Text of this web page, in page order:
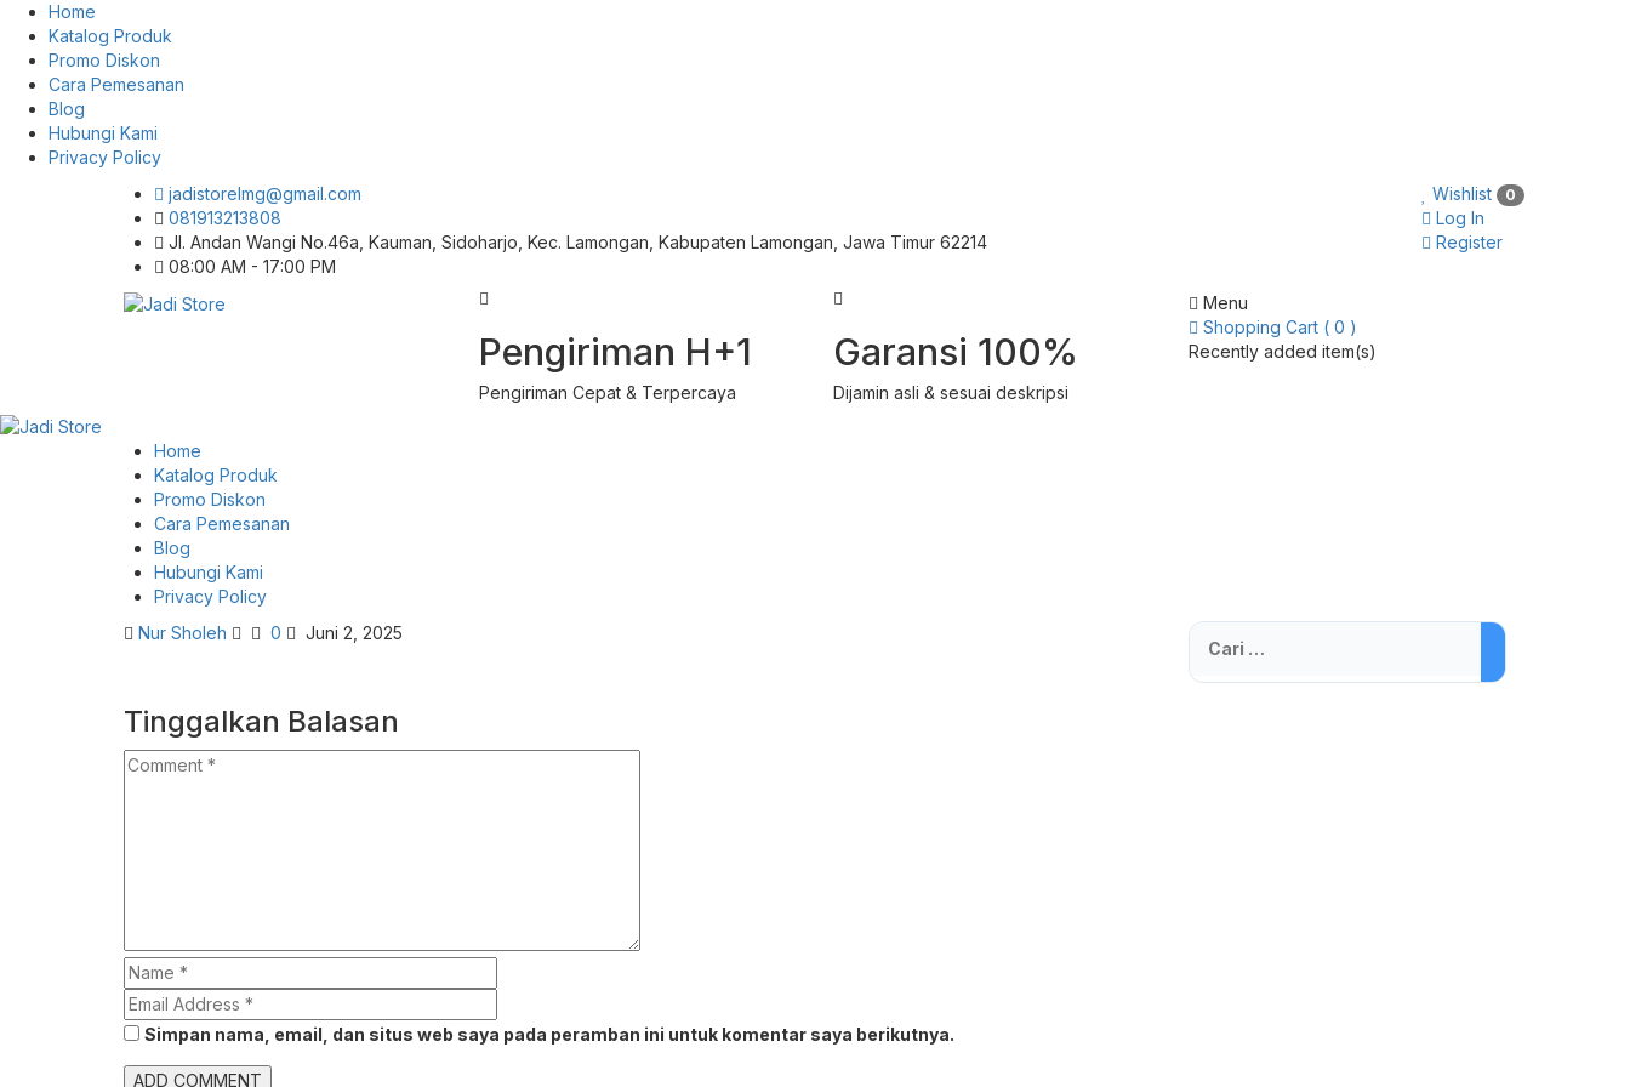
Home
Katalog Produk
Promo Diskon
Cara Pemesanan
Blog
Hubungi Kami
Privacy Policy
jadistorelmg@gmail.com
081913213808
Jl. Andan Wangi No.46a, Kauman, Sidoharjo, Kec. Lamongan, Kabupaten Lamongan, Jawa Timur 62214
08:00 AM - 17:00 PM
Wishlist 0
Log In
Register
Pengiriman H+1
Pengiriman Cepat & Terpercaya
Garansi 100%
Dijamin asli & sesuai deskripsi
Menu
Shopping Cart ( 0 )
Recently added item(s)
Home
Katalog Produk
Promo Diskon
Cara Pemesanan
Blog
Hubungi Kami
Privacy Policy
Nur Sholeh
0 Juni 2, 2025
Tinggalkan Balasan
Simpan nama, email, dan situs web saya pada peramban ini untuk komentar saya berikutnya.
Cari
untuk: